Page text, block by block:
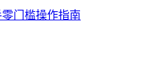
门槛操作指南